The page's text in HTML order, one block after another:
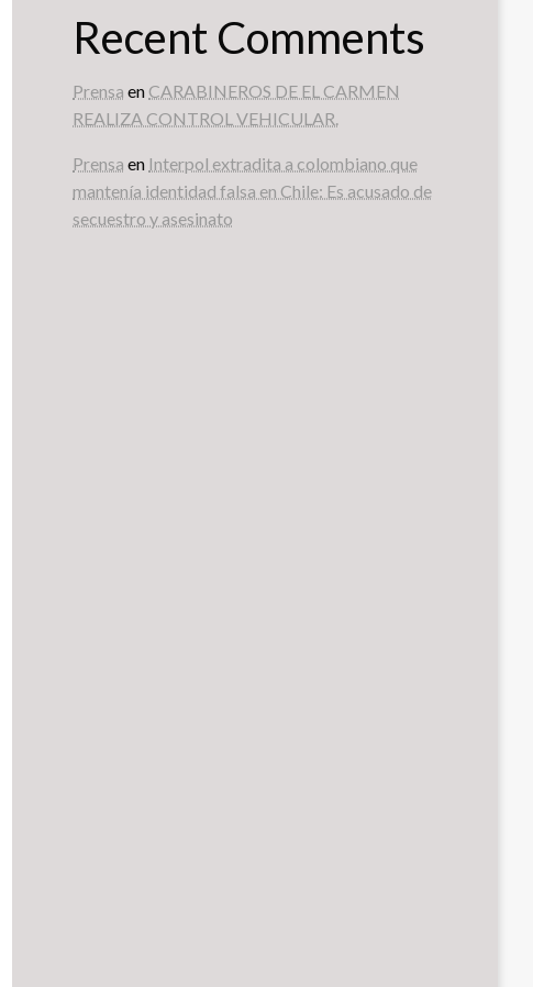
Recent Comments
Prensa en CARABINEROS DE EL CARMEN
REALIZA CONTROL VEHICULAR.
Prensa en Interpol extradita a colombiano que
mantenía identidad falsa en Chile: Es acusado de
secuestro y asesinato